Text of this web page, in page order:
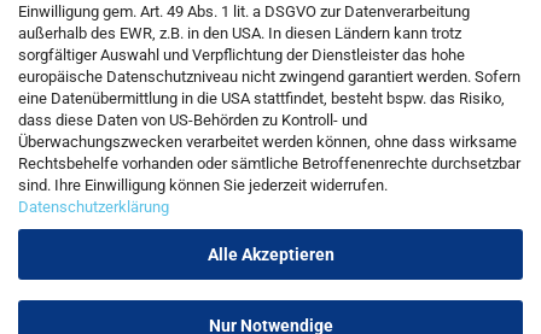
Einwilligung gem. Art. 49 Abs. 1 lit. a DSGVO zur Datenverarbeitung
außerhalb des EWR, z.B. in den USA. In diesen Ländern kann trotz
sorgfältiger Auswahl und Verpflichtung der Dienstleister das hohe
europäische Datenschutzniveau nicht zwingend garantiert werden. Sofern
eine Datenübermittlung in die USA stattfindet, besteht bspw. das Risiko,
dass diese Daten von US-Behörden zu Kontroll- und
Überwachungszwecken verarbeitet werden können, ohne dass wirksame
Rechtsbehelfe vorhanden oder sämtliche Betroffenenrechte durchsetzbar
sind. Ihre Einwilligung können Sie jederzeit widerrufen.
Datenschutzerklärung
Alle Akzeptieren
Nur Notwendige
Kostenfreie Service-Hotline
0800 5892815
Callback Service
Kontaktformular